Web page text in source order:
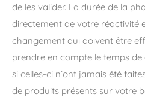
de les valider. La durée de la
directement de votre réactivité
changement qui doivent être
prendre en compte le temps
si celles-ci n’ont jamais été
de produits présents sur votre